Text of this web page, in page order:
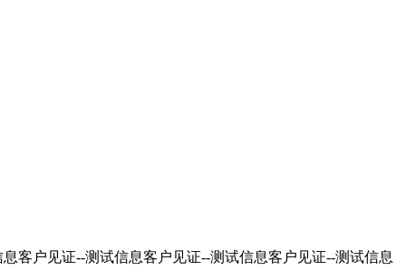
客户见证--测试信息客户见证--测试信息客户见证--测试信息